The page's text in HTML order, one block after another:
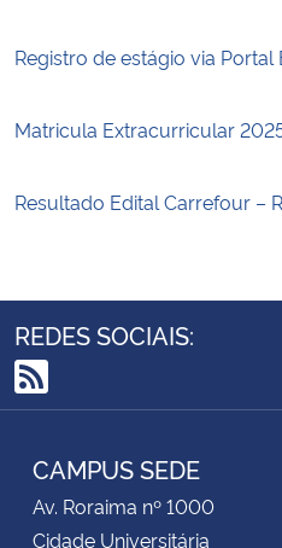
Registro de estágio via Portal
Matricula Extracurricular
Resultado Edital Carrefour –
REDES SOCIAIS:
RSS
CAMPUS SEDE
Av. Roraima nº 1000
Cidade Universitária